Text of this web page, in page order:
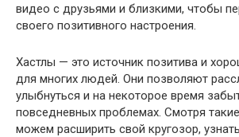
видео с друзьями и близкими, чтобы
своего позитивного настроения.
Хастлы — это источник позитива и
для многих людей. Они позволяют
улыбнуться и на некоторое время
повседневных проблемах. Смотря
можем расширить свой кругозор,